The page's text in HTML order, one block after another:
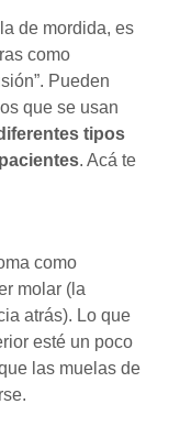
de mordida, es
como
Pueden
que se usan
tipos
. Acá te
como
molar (la
atrás). Lo que
esté un poco
las muelas de